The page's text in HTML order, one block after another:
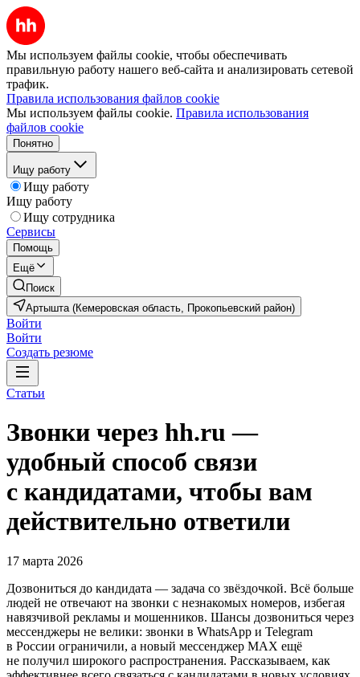
Мы используем файлы cookie, чтобы обеспечивать
правильную работу нашего веб-сайта и анализировать сетевой
трафик.
Правила использования файлов cookie
Мы используем файлы cookie. Правила использования
файлов cookie
Понятно
Ищу работу
Ищу работу
Ищу работу
Ищу сотрудника
Сервисы
Помощь
Ещё
Поиск
Артышта (Кемеровская область, Прокопьевский район)
Войти
Войти
Создать резюме
Статьи
Звонки через hh.ru —
удобный способ связи
с кандидатами, чтобы вам
действительно ответили
17 марта 2026
Дозвониться до кандидата — задача со звёздочкой. Всё больше
людей не отвечают на звонки с незнакомых номеров, избегая
навязчивой рекламы и мошенников. Шансы дозвониться через
мессенджеры не велики: звонки в WhatsApp и Telegram
в России ограничили, а новый мессенджер MAX ещё
не получил широкого распространения. Рассказываем, как